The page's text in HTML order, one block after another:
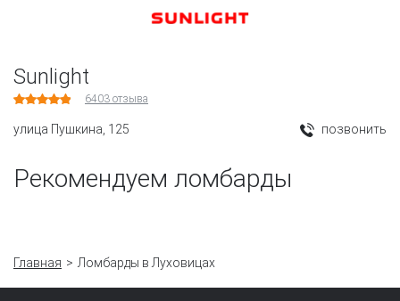
Sunlight
6403 отзыва
позвонить
улица Пушкина, 125
Рекомендуем ломбарды
Главная Ломбарды в Луховицах